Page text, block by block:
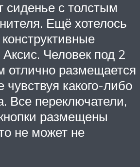
сиденье с толстым
Ещё хотелось
Человек под 2
отлично размещается
чувствуя какого-либо
Все переключатели,
размещены
не может не